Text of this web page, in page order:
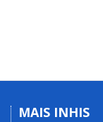
MAIS INHIS